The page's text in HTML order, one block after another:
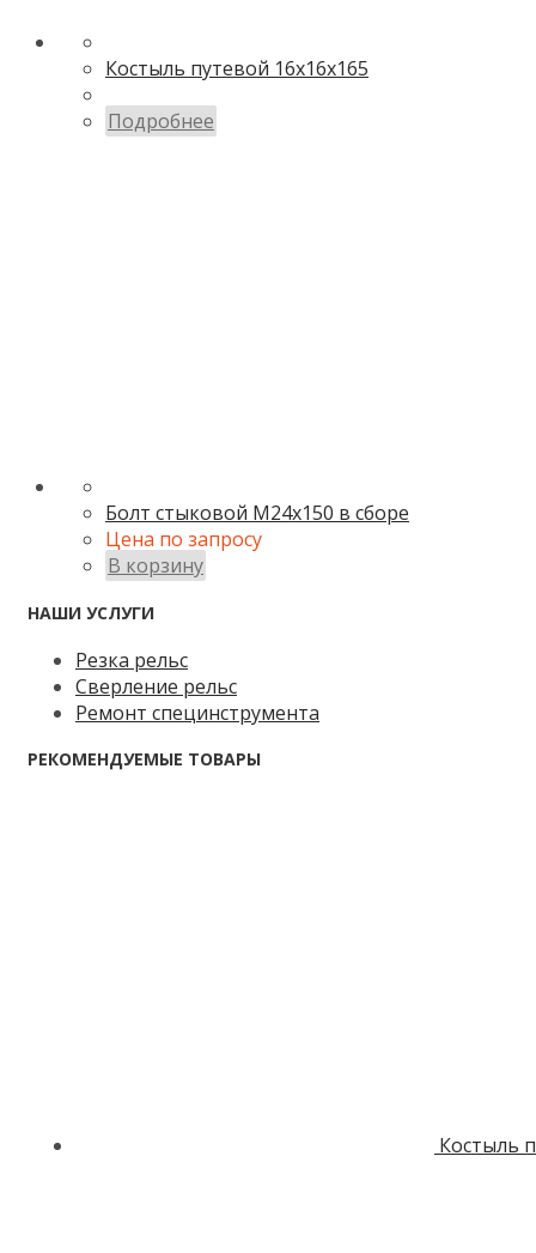
Костыль путевой 16х16х165
Подробнее
Болт стыковой М24х150 в сборе
Цена по запросу
В корзину
НАШИ УСЛУГИ
Резка рельс
Сверление рельс
Ремонт специнструмента
РЕКОМЕНДУЕМЫЕ ТОВАРЫ
Костыль